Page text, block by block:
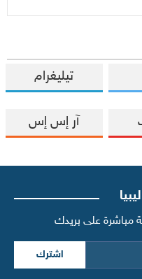
تيليغرام
آر إس إس
مباشرة على بريدك
اشترك